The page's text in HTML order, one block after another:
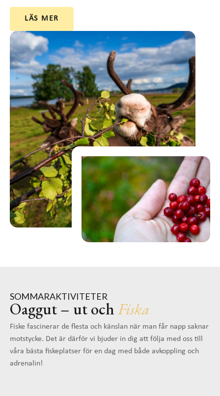
LÄS MER
SOMMARAKTIVITETER
Oaggut – ut ochFiska
Fiske fascinerar de flesta och känslan när man får napp saknar
motstycke. Det är därför vi bjuder in dig att följa med oss till
våra bästa fiskeplatser för en dag med både avkoppling och
adrenalin!